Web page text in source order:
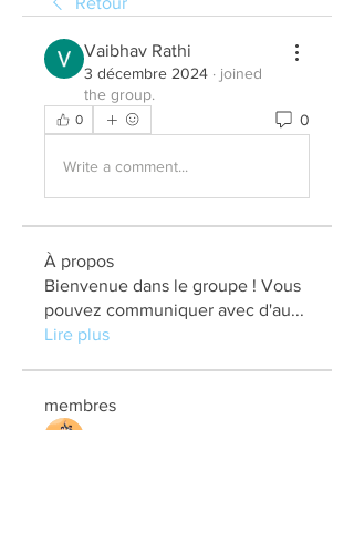
Vaibhav Rathi
3 décembre 2024 · joined
the group.
0 0
Write a comment...
À propos
Bienvenue dans le groupe ! Vous
pouvez communiquer avec d'au...
Lire plus
membres